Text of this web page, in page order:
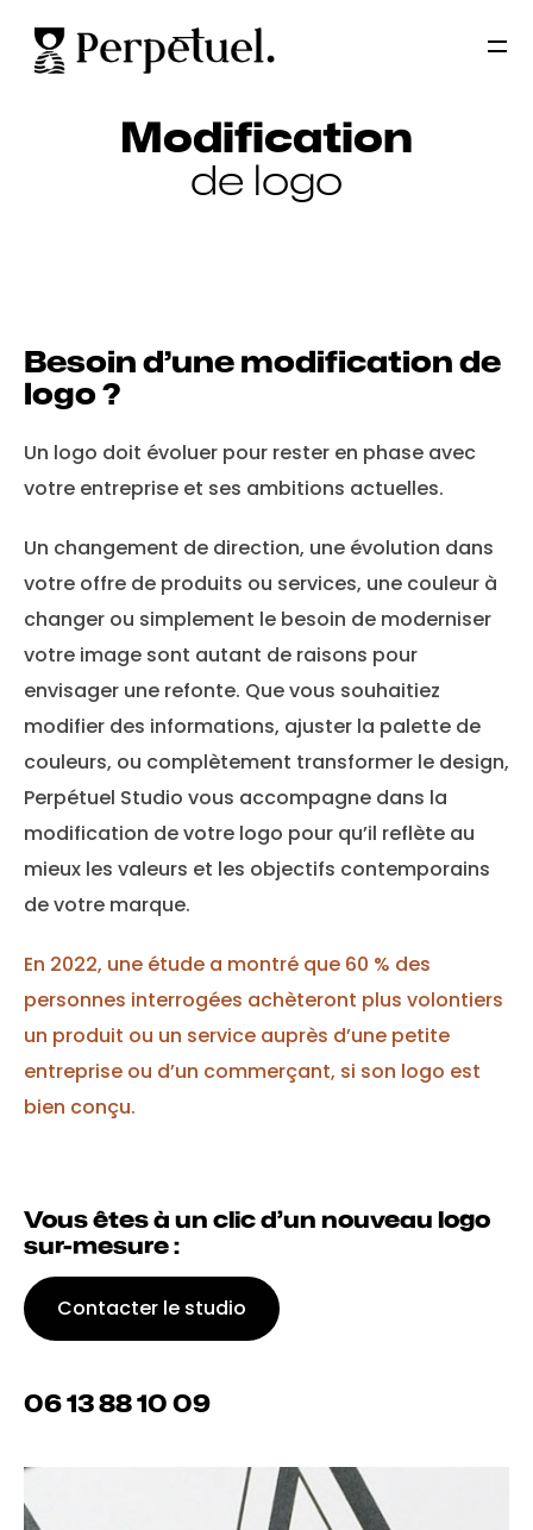
Modification
de logo
Besoin d’une modification de
logo ?
Un logo doit évoluer pour rester en phase avec
votre entreprise et ses ambitions actuelles.
Un changement de direction, une évolution dans
votre offre de produits ou services, une couleur à
changer ou simplement le besoin de moderniser
votre image sont autant de raisons pour
envisager une refonte. Que vous souhaitiez
modifier des informations, ajuster la palette de
couleurs, ou complètement transformer le design,
Perpétuel Studio vous accompagne dans la
modification de votre logo pour qu’il reflète au
mieux les valeurs et les objectifs contemporains
de votre marque.
En 2022, une étude a montré que 60 % des
personnes interrogées achèteront plus volontiers
un produit ou un service auprès d’une petite
entreprise ou d’un commerçant, si son logo est
bien conçu.
Vous êtes à un clic d’un nouveau logo
sur-mesure :
Contacter le studio
06 13 88 10 09